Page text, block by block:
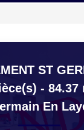
ST
- 84.37
En